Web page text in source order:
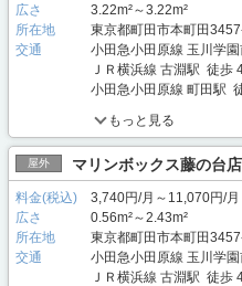
広さ
3.22m²～3.22m²
所在地
東京都町田市本町田
交通
小田急小田原線 玉川学
ＪＲ横浜線 古淵駅 徒歩
小田急小田原線 町田駅
もっと見る
屋外 マリンボックス藤の台店
料金(税込)
3,740円/月～11,070円/月
広さ
0.56m²～2.43m²
所在地
東京都町田市本町田
交通
小田急小田原線 玉川学
ＪＲ横浜線 古淵駅 徒歩